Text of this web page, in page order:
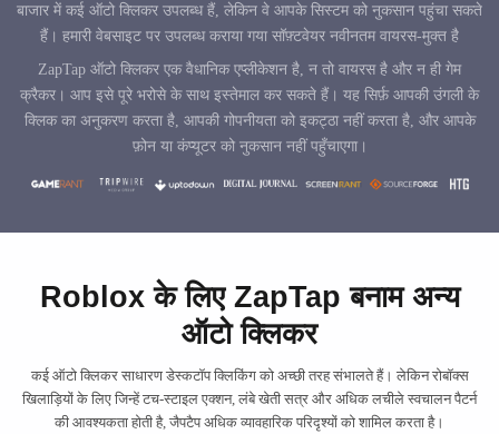
बाजार में कई ऑटो क्लिकर उपलब्ध हैं, लेकिन वे आपके सिस्टम को नुकसान पहुंचा सकते
हैं। हमारी वेबसाइट पर उपलब्ध कराया गया सॉफ़्टवेयर नवीनतम वायरस-मुक्त है
ZapTap ऑटो क्लिकर एक वैधानिक एप्लीकेशन है, न तो वायरस है और न ही गेम
क्रैकर। आप इसे पूरे भरोसे के साथ इस्तेमाल कर सकते हैं। यह सिर्फ़ आपकी उंगली के
क्लिक का अनुकरण करता है, आपकी गोपनीयता को इकट्ठा नहीं करता है, और आपके
फ़ोन या कंप्यूटर को नुकसान नहीं पहुँचाएगा।
Roblox के लिए ZapTap बनाम अन्य
ऑटो क्लिकर
कई ऑटो क्लिकर साधारण डेस्कटॉप क्लिकिंग को अच्छी तरह संभालते हैं। लेकिन रोबॉक्स
खिलाड़ियों के लिए जिन्हें टच-स्टाइल एक्शन, लंबे खेती सत्र और अधिक लचीले स्वचालन पैटर्न
की आवश्यकता होती है, जैपटैप अधिक व्यावहारिक परिदृश्यों को शामिल करता है।